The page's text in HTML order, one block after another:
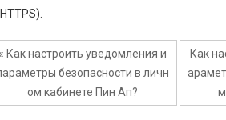
HTTPS).
Как настроить уведомления и
безопасности в личн
ом кабинете Пин Ап?
Как